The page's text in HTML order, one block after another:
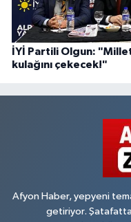
İYİ Partili Olgun:
kulağını çekecek!"
Afyon Haber, yepyeni
getiriyor.